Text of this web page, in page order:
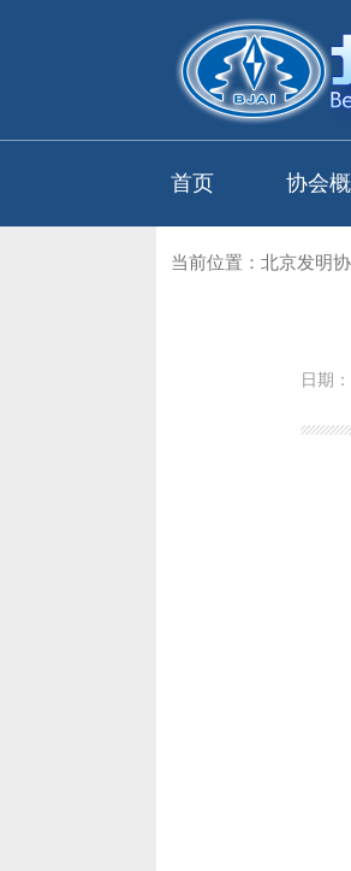
首页 协会
当前位置： 北京发明
日期